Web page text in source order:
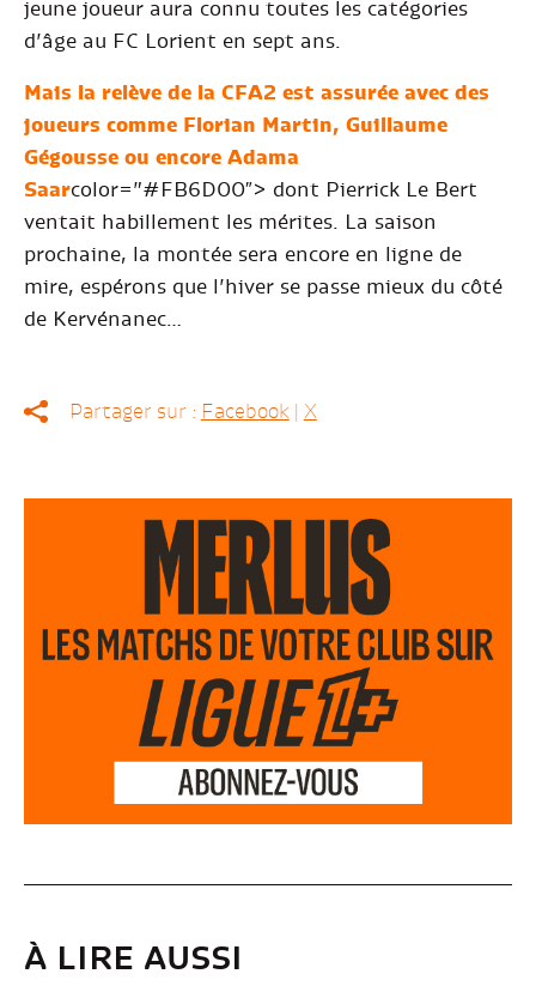
jeune joueur aura connu toutes les catégories
d’âge au FC Lorient en sept ans.
Mais la relève de la CFA2 est assurée avec des
joueurs comme Florian Martin, Guillaume
Gégousse ou encore Adama
Saarcolor=”#FB6D00″> dont Pierrick Le Bert
ventait habillement les mérites. La saison
prochaine, la montée sera encore en ligne de
mire, espérons que l’hiver se passe mieux du côté
de Kervénanec…
Partager sur : Facebook| X
À LIRE AUSSI